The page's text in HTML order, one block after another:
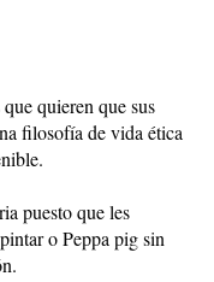
quieren que sus
filosofía de vida ética
puesto que les
o Peppa pig sin